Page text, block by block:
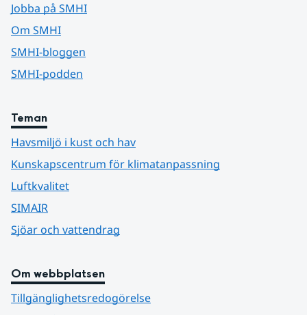
Jobba på SMHI
Om SMHI
SMHI-bloggen
SMHI-podden
Teman
Havsmiljö i kust och hav
Kunskapscentrum för klimatanpassning
Luftkvalitet
SIMAIR
Sjöar och vattendrag
Om webbplatsen
Tillgänglighetsredogörelse